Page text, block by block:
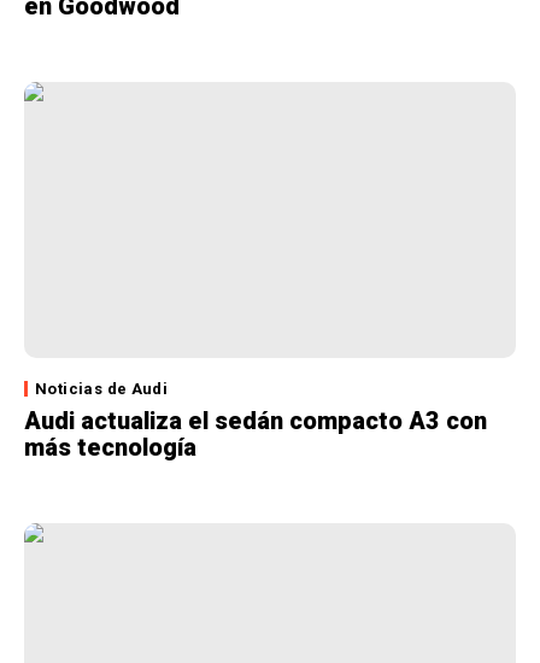
Noticias de Audi
Audi actualiza el sedán compacto A3 con
más tecnología